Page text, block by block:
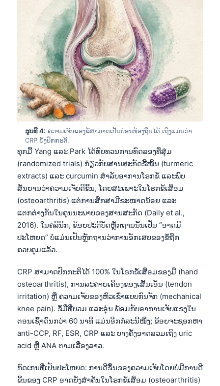
ຮູບທີ 4: ຄວາມເຈັບຂອງຂໍ້ສາມາດເປັນບ່ອນທ້ອງຖິ່ນໄດ້ ເຖິງແມ່ນວ່າ
CRP ຍັງປົກກະຕິ.
ທຸກມື້ Yang ແລະ Park ໄດ້ທົບທວນການທົດລອງທີ່ສຸ່ມ
(randomized trials) ກ່ຽວກັບສານສະກັດຂີ້ໝິ້ນ (turmeric
extracts) ແລະ curcumin ສຳລັບອາການໂຣກຂໍ້ ແລະພົບ
ສັນຍານວ່າຄວາມເຈັບດີຂຶ້ນ, ໂດຍສະເພາະໃນໂຣກຂໍ້ເສື່ອມ
(osteoarthritis) ແຕ່ການສຶກສາມີຂະໜາດນ້ອຍ ແລະ
ແຕກຕ່າງກັນໃນຄຸນນະພາບຂອງສານສະກັດ (Daily et al.,
2016). ໃນຄລີນິກ, ຂ້ອຍປະຕິບັດຫຼັກຖານນັ້ນເປັນ “ອາດມີ
ປະໂຫຍດ” ບໍ່ແມ່ນເປັນຫຼັກຖານວ່າການອັກເສບຂອງຂໍ້ຖືກ
ຄວບຄຸມແລ້ວ.
CRP ສາມາດປົກກະຕິໄດ້ 100% ໃນໂຣກຂໍ້ເສື່ອມຂອງມື (hand
osteoarthritis), ການລະຄາຍເຄືອງຂອງເສັ້ນເອັນ (tendon
irritation) ຫຼື ຄວາມເຈັບຂອງຫົວເຂົ່າແບບກົນຈັກ (mechanical
knee pain). ຂໍ້ມືທີ່ບວມ ແລະອຸ່ນ ພ້ອມກັບອາການເຈັບແຂງໃນ
ຕອນເຊົ້າດົນກວ່າ 60 ນາທີ ແມ່ນອີກກໍລະນີໜຶ່ງ; ຂ້ອຍຈະຊອກຫາ
anti-CCP, RF, ESR, CRP ແລະ ບາງຄັ້ງອາດລວມເຖິງ uric
acid ຫຼື ANA ຕາມເລື່ອງລາວ.
ກົດເກນທີ່ເປັນປະໂຫຍດ: ການດີຂຶ້ນຂອງຄວາມເຈັບໂດຍບໍ່ມີການດີ
ຂຶ້ນຂອງ CRP ອາດຍັງສຳຄັນໃນໂຣກຂໍ້ເສື່ອມ (osteoarthritis)